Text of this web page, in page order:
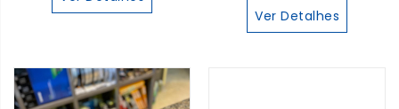
Ver Detalhes